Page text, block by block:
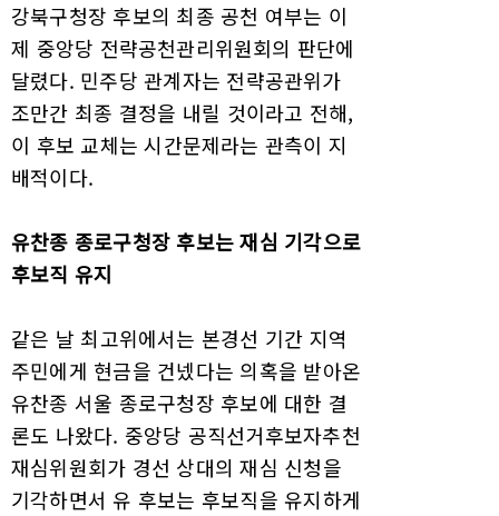
강북구청장 후보의 최종 공천 여부는 이
제 중앙당 전략공천관리위원회의 판단에
달렸다. 민주당 관계자는 전략공관위가
조만간 최종 결정을 내릴 것이라고 전해,
이 후보 교체는 시간문제라는 관측이 지
배적이다.
유찬종 종로구청장 후보는 재심 기각으로
후보직 유지
같은 날 최고위에서는 본경선 기간 지역
주민에게 현금을 건넸다는 의혹을 받아온
유찬종 서울 종로구청장 후보에 대한 결
론도 나왔다. 중앙당 공직선거후보자추천
재심위원회가 경선 상대의 재심 신청을
기각하면서 유 후보는 후보직을 유지하게